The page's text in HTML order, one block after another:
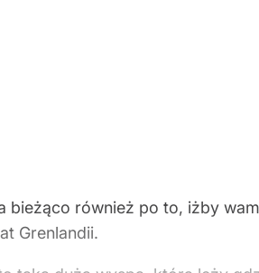
bieżąco również po to, iżby
Grenlandii.